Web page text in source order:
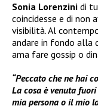
Sonia Lorenzini di
coincidesse e di non
visibilità. Al
andare in fondo alla
ama fare gossip o
“Peccato che ne hai
La cosa è venuta
mia persona o il mio